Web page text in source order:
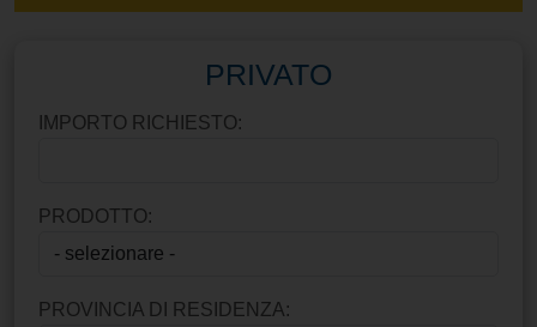
PRIVATO
IMPORTO RICHIESTO:
PRODOTTO:
PROVINCIA DI RESIDENZA: